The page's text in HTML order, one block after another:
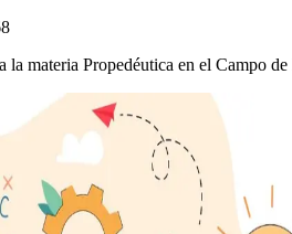
la materia Propedéutica en el Campo